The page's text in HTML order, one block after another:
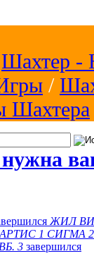
Шахтер -
/
Шахтера
ЖИЛ
АРТИС 1 СИГМА 2
3 завершился